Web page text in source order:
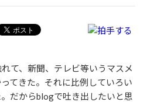
て、新聞、テレビ等いうマスメ
てきた。それに比例していろい
だからblogで吐き出したいと思